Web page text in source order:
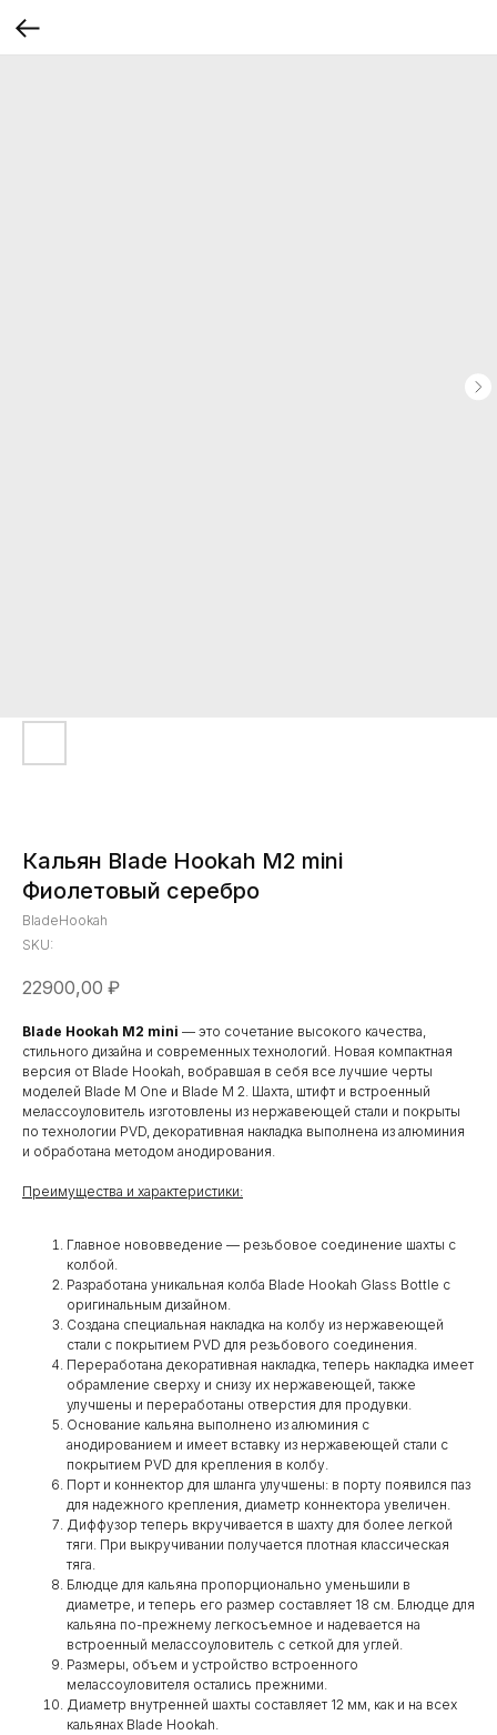
Кальян Blade Hookah M2 mini
Фиолетовый серебро
BladeHookah
SKU:
22900,00 ₽
Blade Hookah M2 mini — это сочетание высокого качества,
стильного дизайна и современных технологий. Новая компактная
версия от Blade Hookah, вобравшая в себя все лучшие черты
моделей Blade M One и Blade M 2. Шахта, штифт и встроенный
мелассоуловитель изготовлены из нержавеющей стали и покрыты
по технологии PVD, декоративная накладка выполнена из алюминия
и обработана методом анодирования.
Преимущества и характеристики:
Главное нововведение — резьбовое соединение шахты с
колбой.
Разработана уникальная колба Blade Hookah Glass Bottle с
оригинальным дизайном.
Создана специальная накладка на колбу из нержавеющей
стали с покрытием PVD для резьбового соединения.
Переработана декоративная накладка, теперь накладка имеет
обрамление сверху и снизу их нержавеющей, также
улучшены и переработаны отверстия для продувки.
Основание кальяна выполнено из алюминия с
анодированием и имеет вставку из нержавеющей стали с
покрытием PVD для крепления в колбу.
Порт и коннектор для шланга улучшены: в порту появился паз
для надежного крепления, диаметр коннектора увеличен.
Диффузор теперь вкручивается в шахту для более легкой
тяги. При выкручивании получается плотная классическая
тяга.
Блюдце для кальяна пропорционально уменьшили в
диаметре, и теперь его размер составляет 18 см. Блюдце для
кальяна по-прежнему легкосъемное и надевается на
встроенный мелассоуловитель с сеткой для углей.
Размеры, объем и устройство встроенного
мелассоуловителя остались прежними.
Диаметр внутренней шахты составляет 12 мм, как и на всех
кальянах Blade Hookah.